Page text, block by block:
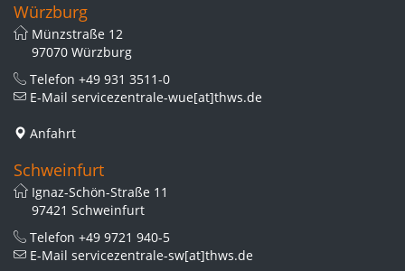
Würzburg
Münzstraße 12
97070 Würzburg
Telefon +49 931 3511-0
E-Mail servicezentrale-wue[at]thws.de
Anfahrt
Schweinfurt
Ignaz-Schön-Straße 11
97421 Schweinfurt
Telefon +49 9721 940-5
E-Mail servicezentrale-sw[at]thws.de